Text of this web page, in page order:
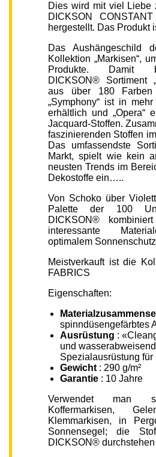
Dies wird mit viel Liebe
DICKSON
hergestellt. Das Produkt
Das Aushängeschild
Kollektion „Markisen“,
Produkte. Damit
DICKSON® Sortiment
aus über 180 Farben
„Symphony“ ist in
erhältlich und „Opera“
Jacquard-Stoffen.
faszinierenden Stoffen
Das umfassendste
Markt, spielt wie kein
neusten Trends im
Dekostoffe ein…..
Von Schoko über
Palette der 100
DICKSON®
interessante
optimalem
Meistverkauft ist die
FABRICS
Eigenschaften:
spinndüsengefärbtes
Ausrüstung :
und
Spezialausrüstung für
Gewicht : 290 g/m²
Garantie : 10 Jahre
Verwendet
Koffermarkisen,
Klemmarkisen, in
Sonnensegel; die
DICKSON®